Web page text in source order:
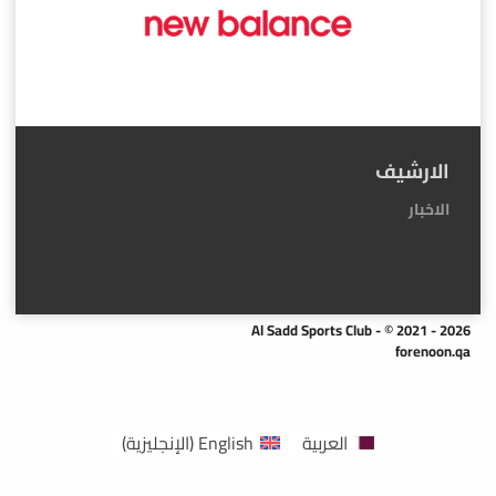
الارشيف
الاخبار
Al Sadd Sports Club - © 2021 - 2026
forenoon.qa
العربية English
(الإنجليزية)